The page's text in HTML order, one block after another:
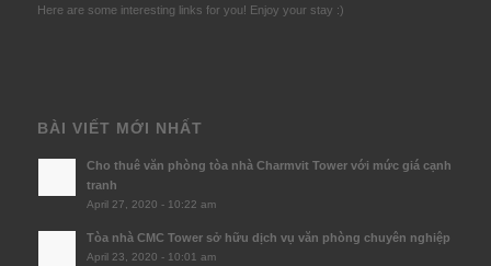
Here are some interesting links for you! Enjoy your stay :)
BÀI VIẾT MỚI NHẤT
Cho thuê văn phòng tòa nhà Charmvit Tower với mức giá cạnh
tranh
April 27, 2020 - 10:22 am
Tòa nhà CMC Tower sở hữu dịch vụ văn phòng chuyên nghiệp
April 23, 2020 - 10:01 am